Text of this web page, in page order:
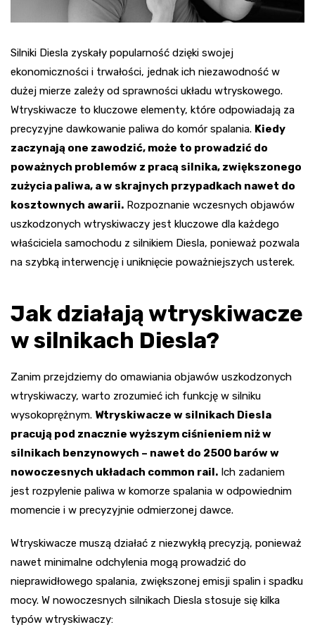
Silniki Diesla zyskały popularność dzięki swojej
ekonomiczności i trwałości, jednak ich niezawodność w
dużej mierze zależy od sprawności układu wtryskowego.
Wtryskiwacze to kluczowe elementy, które odpowiadają za
precyzyjne dawkowanie paliwa do komór spalania. Kiedy
zaczynają one zawodzić, może to prowadzić do
poważnych problemów z pracą silnika, zwiększonego
zużycia paliwa, a w skrajnych przypadkach nawet do
kosztownych awarii. Rozpoznanie wczesnych objawów
uszkodzonych wtryskiwaczy jest kluczowe dla każdego
właściciela samochodu z silnikiem Diesla, ponieważ pozwala
na szybką interwencję i uniknięcie poważniejszych usterek.
Jak działają wtryskiwacze
w silnikach Diesla?
Zanim przejdziemy do omawiania objawów uszkodzonych
wtryskiwaczy, warto zrozumieć ich funkcję w silniku
wysokoprężnym. Wtryskiwacze w silnikach Diesla
pracują pod znacznie wyższym ciśnieniem niż w
silnikach benzynowych – nawet do 2500 barów w
nowoczesnych układach common rail. Ich zadaniem
jest rozpylenie paliwa w komorze spalania w odpowiednim
momencie i w precyzyjnie odmierzonej dawce.
Wtryskiwacze muszą działać z niezwykłą precyzją, ponieważ
nawet minimalne odchylenia mogą prowadzić do
nieprawidłowego spalania, zwiększonej emisji spalin i spadku
mocy. W nowoczesnych silnikach Diesla stosuje się kilka
typów wtryskiwaczy: